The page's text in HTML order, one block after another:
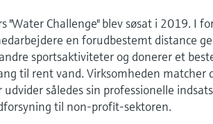
"Water Challenge" blev søsat i 2019. I
en forudbestemt distance
sportsaktiviteter og donerer et
til rent vand. Virksomheden matcher
udvider således sin professionelle
til non-profit-sektoren.